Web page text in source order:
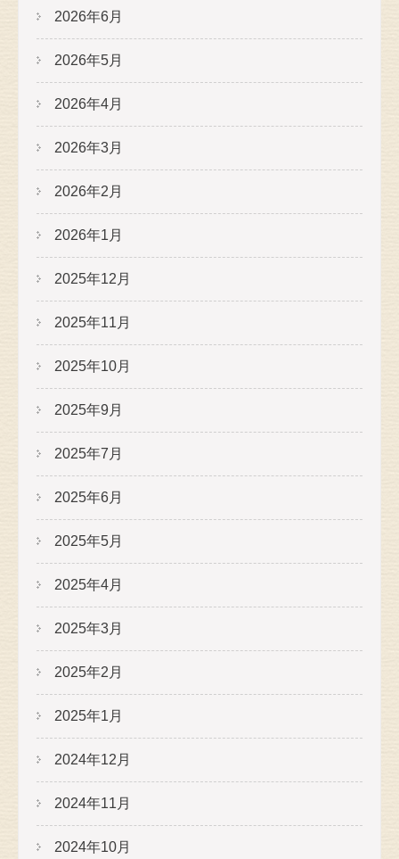
2026年6月
2026年5月
2026年4月
2026年3月
2026年2月
2026年1月
2025年12月
2025年11月
2025年10月
2025年9月
2025年7月
2025年6月
2025年5月
2025年4月
2025年3月
2025年2月
2025年1月
2024年12月
2024年11月
2024年10月